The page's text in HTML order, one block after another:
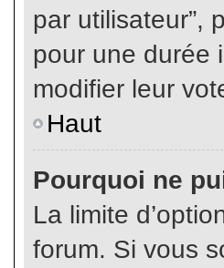
par utilisateur”,
pour une durée
modifier leur
Haut
Pourquoi ne
La limite
forum. Si vous